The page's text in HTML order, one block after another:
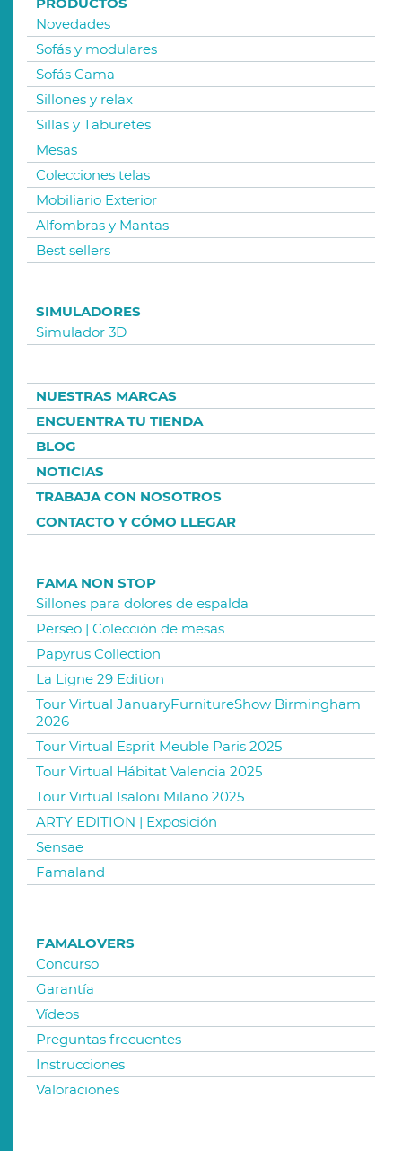
Novedades
Sofás y modulares
Sofás Cama
Sillones y relax
Sillas y Taburetes
Mesas
Colecciones telas
Mobiliario Exterior
Alfombras y Mantas
Best sellers
SIMULADORES
Simulador 3D
NUESTRAS MARCAS
ENCUENTRA TU TIENDA
BLOG
NOTICIAS
TRABAJA CON NOSOTROS
CONTACTO Y CÓMO LLEGAR
FAMA NON STOP
Sillones para dolores de espalda
Perseo | Colección de mesas
Papyrus Collection
La Ligne 29 Edition
Tour Virtual JanuaryFurnitureShow Birmingham
2026
Tour Virtual Esprit Meuble Paris 2025
Tour Virtual Hábitat Valencia 2025
Tour Virtual Isaloni Milano 2025
ARTY EDITION | Exposición
Sensae
Famaland
FAMALOVERS
Concurso
Garantía
Vídeos
Preguntas frecuentes
Instrucciones
Valoraciones